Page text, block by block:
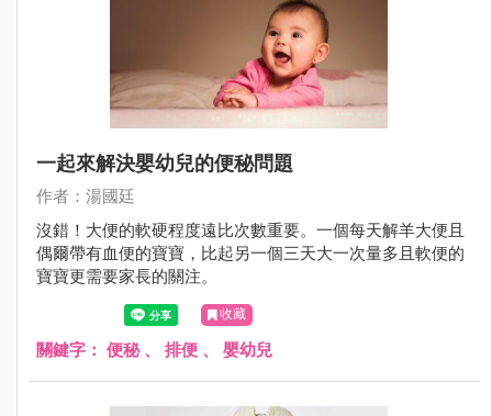
一起來解決嬰幼兒的便秘問題
作者：湯國廷
沒錯！大便的軟硬程度遠比次數重要。一個每天解羊大便且
偶爾帶有血便的寶寶，比起另一個三天大一次量多且軟便的
寶寶更需要家長的關注。
收藏
關鍵字： 便秘、 排便 、 嬰幼兒